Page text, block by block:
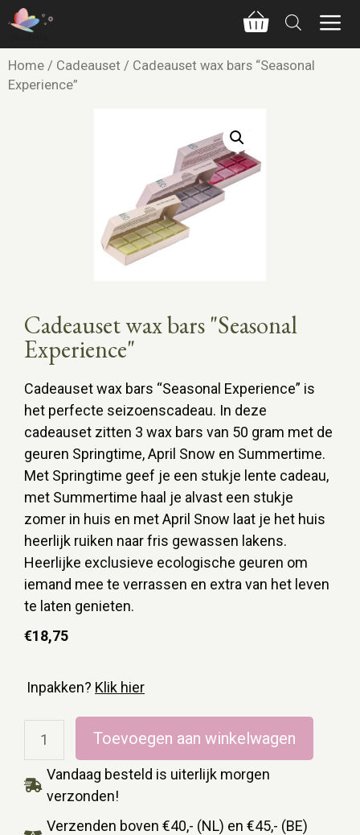
Home / Cadeauset / Cadeauset wax bars “Seasonal
Experience”
Cadeauset wax bars "Seasonal
Experience"
Cadeauset wax bars “Seasonal Experience” is
het perfecte seizoenscadeau. In deze
cadeauset zitten 3 wax bars van 50 gram met de
geuren Springtime, April Snow en Summertime.
Met Springtime geef je een stukje lente cadeau,
met Summertime haal je alvast een stukje
zomer in huis en met April Snow laat je het huis
heerlijk ruiken naar fris gewassen lakens.
Heerlijke exclusieve ecologische geuren om
iemand mee te verrassen en extra van het leven
te laten genieten.
€18,75
Inpakken? Klik hier
Toevoegen aan winkelwagen
Vandaag besteld is uiterlijk morgen
verzonden!
Verzenden boven €40,- (NL) en €45,- (BE)